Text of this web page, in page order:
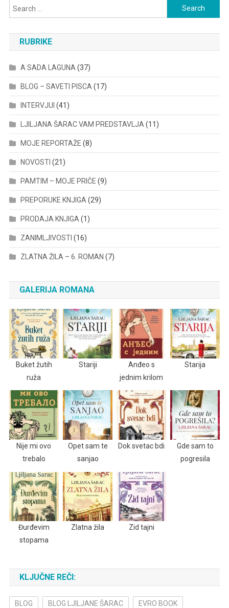
Search
for:
RUBRIKE
A SADA LAGUNA (37)
BLOG – SAVETI PISCA (17)
INTERVJUI (41)
LJILJANA ŠARAC VAM PREDSTAVLJA (11)
MOJE REPORTAŽE (8)
NOVOSTI (21)
PAMTIM – MOJE PRIČE (9)
PREPORUKE KNJIGA (29)
PRODAJA KNJIGA (1)
ZANIMLJIVOSTI (16)
ZLATNA ŽILA – 6. ROMAN (7)
GALERIJA ROMANA
Buket žutih
ruža
Stariji
Anđeo s
jednim krilom
Starija
Nije mi ovo
trebalo
Opet sam te
sanjao
Dok svetac bdi
Gde sam to
pogresila
Đurđevim
stopama
Zlatna žila Zid tajni
KLJUČNE REČI:
BLOG BLOG LJILJANE ŠARAC EVRO BOOK